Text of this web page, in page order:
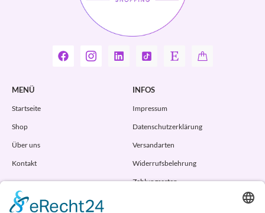
MENÜ
Startseite
Shop
Über uns
Kontakt
INFOS
Impressum
Datenschutzerklärung
Versandarten
Widerrufsbelehrung
Zahlungsarten